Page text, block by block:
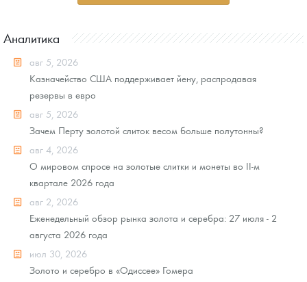
Аналитика
авг 5, 2026
Казначейство США поддерживает йену, распродавая
резервы в евро
авг 5, 2026
Зачем Перту золотой слиток весом больше полутонны?
авг 4, 2026
О мировом спросе на золотые слитки и монеты во II-м
квартале 2026 года
авг 2, 2026
Еженедельный обзор рынка золота и серебра: 27 июля - 2
августа 2026 года
июл 30, 2026
Золото и серебро в «Одиссее» Гомера